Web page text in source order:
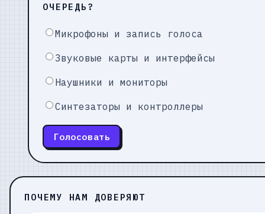
ОЧЕРЕДЬ?
Микрофоны и запись голоса
Звуковые карты и интерфейсы
Наушники и мониторы
Синтезаторы и контроллеры
Голосовать
ПОЧЕМУ НАМ ДОВЕРЯЮТ